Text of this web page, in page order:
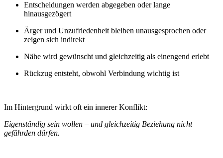
Entscheidungen werden abgegeben oder lange
hinausgezögert
Ärger und Unzufriedenheit bleiben unausgesprochen oder
zeigen sich indirekt
Nähe wird gewünscht und gleichzeitig als einengend erlebt
Rückzug entsteht, obwohl Verbindung wichtig ist
Im Hintergrund wirkt oft ein innerer Konflikt:
Eigenständig sein wollen – und gleichzeitig Beziehung nicht
gefährden dürfen.